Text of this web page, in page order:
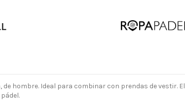
de hombre. Ideal para combinar con prendas de vestir. El